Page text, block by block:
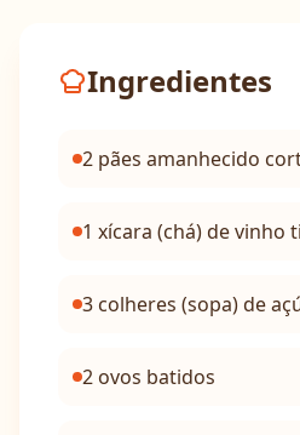
Ingredientes
2 pães amanhecido
1 xícara (chá) de vinho
3 colheres (sopa) de
2 ovos batidos